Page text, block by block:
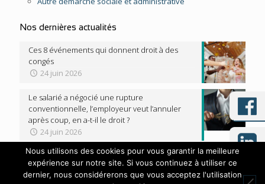
Nos dernières actualités
Ces 8 événements qui donnent droit à des
congés
24 juin 2026
Le salarié a négocié une rupture
conventionnelle, l’employeur veut l’annuler
après coup, en a-t-il le droit ?
24 juin 2026
Nous utilisons des cookies pour vous garantir la meilleure
expérience sur notre site. Si vous continuez à utiliser ce
dernier, nous considérerons que vous acceptez l'utilisation